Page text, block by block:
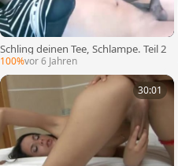
Schling deinen Tee, Schlampe. Teil 2
100%vor 6 Jahren
30:01